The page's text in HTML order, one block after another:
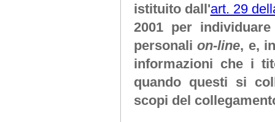
istituito dall'art. 29
2001 per
personali on-line, e,
informazioni che i
quando questi si
scopi del